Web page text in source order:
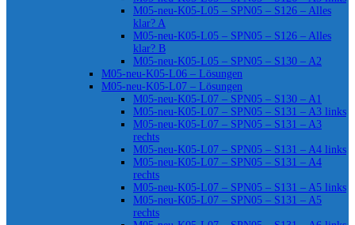
M05-neu-K05-L05 – SPN05 – S126 – Alles
klar? A
M05-neu-K05-L05 – SPN05 – S126 – Alles
klar? B
M05-neu-K05-L05 – SPN05 – S130 – A2
M05-neu-K05-L06 – Lösungen
M05-neu-K05-L07 – Lösungen
M05-neu-K05-L07 – SPN05 – S130 – A1
M05-neu-K05-L07 – SPN05 – S131 – A3 links
M05-neu-K05-L07 – SPN05 – S131 – A3
rechts
M05-neu-K05-L07 – SPN05 – S131 – A4 links
M05-neu-K05-L07 – SPN05 – S131 – A4
rechts
M05-neu-K05-L07 – SPN05 – S131 – A5 links
M05-neu-K05-L07 – SPN05 – S131 – A5
rechts